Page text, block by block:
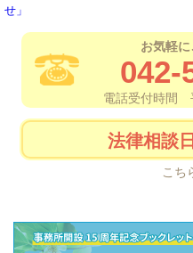
せ」
お気軽に
042-
電話受付時間
法律相談日
こち